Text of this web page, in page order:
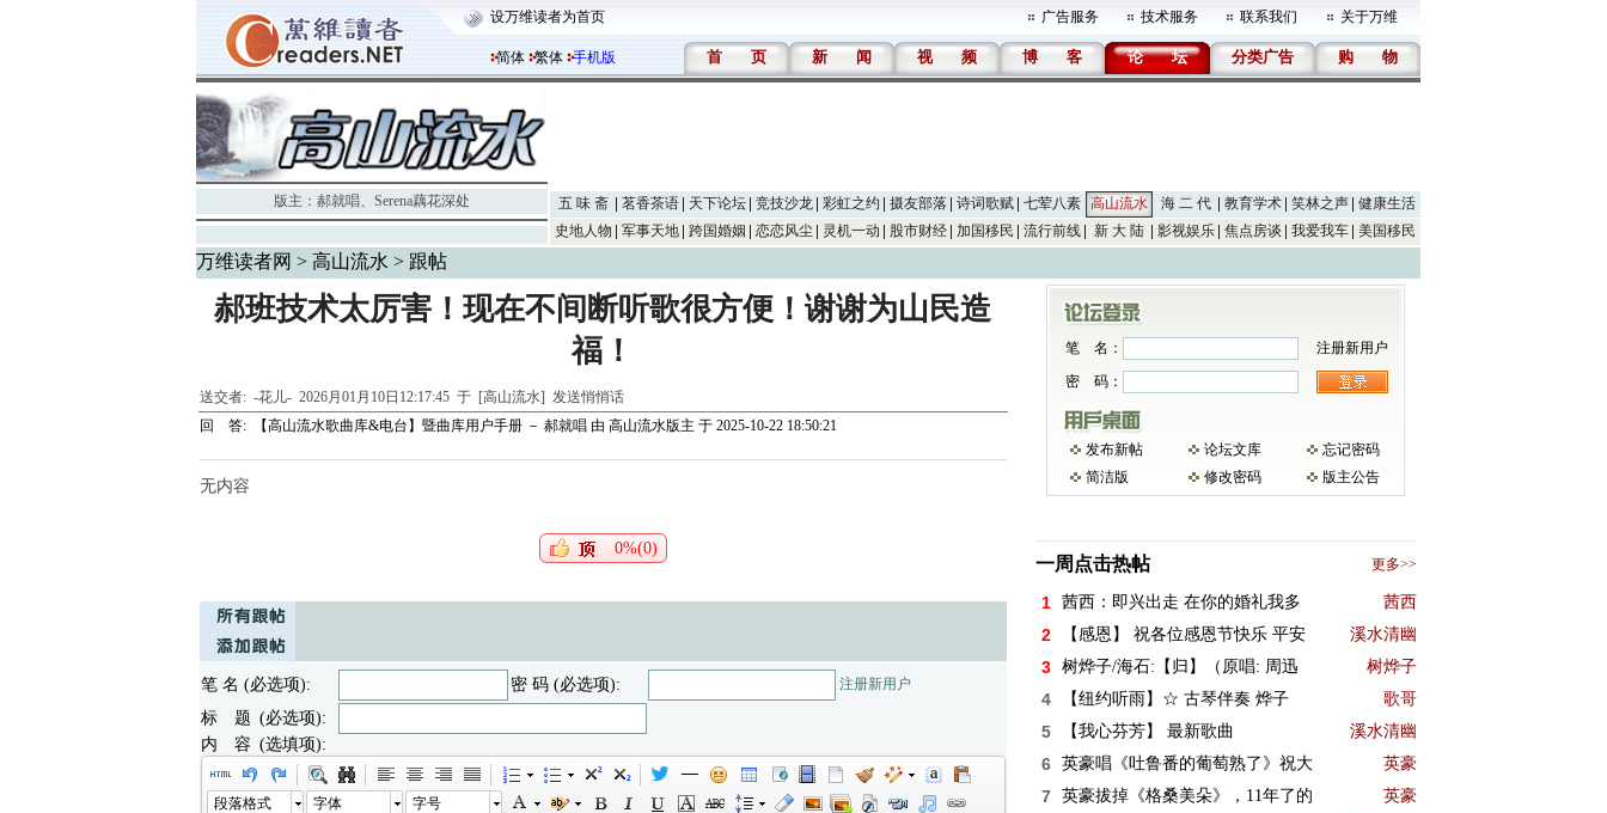
设万维读者为首页 广告服务 技术服务 联系我们 关于万维
简体 繁体 手机版 首 页 新 闻 视 频 博 客 论 坛 分类广告 购 物
版主： 郝就唱、 Serena藕花深处 五 味 斋 茗香茶语 天下论坛 竞技沙龙 彩虹之约 摄友部落 诗词歌赋 七荤八素 高山流水 海 二 代 教育学术 笑林之声
健康生活
史地人物
军事天地 跨国婚姻 恋恋风尘 灵机一动 股市财经 加国移民 流行前线 新 大 陆 影视娱乐 焦点房谈 我爱我车 美国移民
万维读者网 > 高山流水 > 跟帖
郝班技术太厉害！现在不间断听歌很方便！谢谢为山民造
福！
送交者: -花儿-2026月01月10日12:17:45 于 [高山流水] 发送悄悄话
回 答:
【高山流水歌曲库&电台】暨曲库用户手册 － 郝就唱由 高山流水版主 于 2025-10-22 18:50:21
无内容
0%(0)
笔 名 (必选项): 密 码 (必选项): 注册新用户
标 题 (必选项):
内 容 (选填项):
段落格式 字体 字号
笔 名：
注册新用户
密 码：
发布新帖 论坛文库
忘记密码
简洁版
修改密码 版主公告
一周点击热帖 更多>>
1 茜西：即兴出走 在你的婚礼我多 茜西
2 【感恩】 祝各位感恩节快乐 平安 溪水清幽
3 树烨子/海石:【归】（原唱: 周迅 树烨子
4 【纽约听雨】☆ 古琴伴奏 烨子 歌哥
5 【我心芬芳】 最新歌曲 溪水清幽
6 英豪唱《吐鲁番的葡萄熟了》祝大 英豪
7 英豪拔掉《格桑美朵》，11年了的 英豪